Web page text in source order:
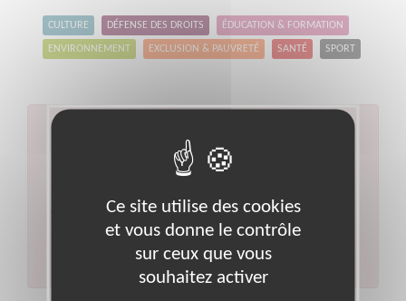
CULTURE DÉFENSE DES DROITS ÉDUCATION & FORMATION
ENVIRONNEMENT EXCLUSION & PAUVRETÉ SANTÉ SPORT
recherche
Veuillez indiquer moins de critères et/ou remplacer
votre code postal par celui de votre département.
Effectuer une nouvelle recherche
Ce site utilise des cookies
et vous donne le contrôle
sur ceux que vous
souhaitez activer